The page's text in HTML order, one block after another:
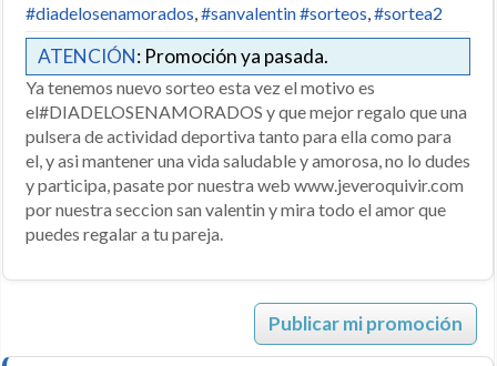
#diadelosenamorados,#sanvalentin #sorteos,#sortea2
ATENCIÓN: Promoción ya pasada.
Ya tenemos nuevo sorteo esta vez el motivo es
el#DIADELOSENAMORADOS y que mejor regalo que una
pulsera de actividad deportiva tanto para ella como para
el, y asi mantener una vida saludable y amorosa, no lo dudes
y participa, pasate por nuestra web www.jeveroquivir.com
por nuestra seccion san valentin y mira todo el amor que
puedes regalar a tu pareja.
Publicar mi promoción